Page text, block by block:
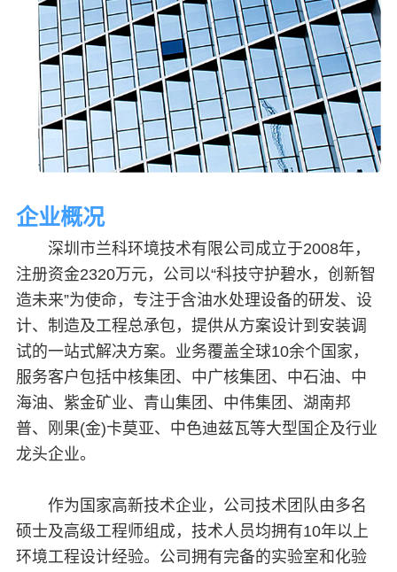
企业概况
深圳市兰科环境技术有限公司成立于2008年，
注册资金2320万元，公司以“科技守护碧水，创新智
造未来”为使命，专注于含油水处理设备的研发、设
计、制造及工程总承包，提供从方案设计到安装调
试的一站式解决方案。业务覆盖全球10余个国家，
服务客户包括中核集团、中广核集团、中石油、中
海油、紫金矿业、青山集团、中伟集团、湖南邦
普、刚果(金)卡莫亚、中色迪兹瓦等大型国企及行业
龙头企业。
作为国家高新技术企业，公司技术团队由多名
硕士及高级工程师组成，技术人员均拥有10年以上
环境工程设计经验。公司拥有完备的实验室和化验